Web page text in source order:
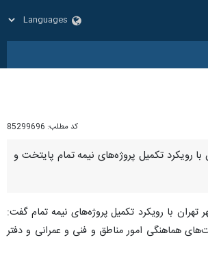
کد مطلب: 85299696
تهران از اتمام بررسی بودجه و اعتبارات پیشنهادی سال ۱۴۰۳ مناطق ۲۲ گانه شهر تهران با رویکرد تکمیل پروژه‌های نیمه تمام پایتخت و
خبر اتمام بررسی بودجه و اعتبارات پیشنهادی سال ۱۴۰۳ مناطق ۲۲ گانه شهر تهران با رویکرد تکمیل پروژه‌های نیمه تمام گفت:
و معاونین مناطق ۲۲ گانه با مشارکت نمایندگان معاونت‌های هماهنگی امور مناطق و فنی و عمرانی و دفتر